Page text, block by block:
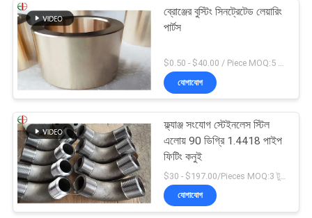
ব্রোঞ্জের বুস্টিং সিনট্রেটেড লেয়ারিং
পার্টস
যোগাযোগ
ফ্ল্যাঞ্জ সংযোগ স্টেইনলেস স্টিল
এলোয় 90 ডিগ্রি 1.4418 পাইপ
ফিটিং কনুই
যোগাযোগ